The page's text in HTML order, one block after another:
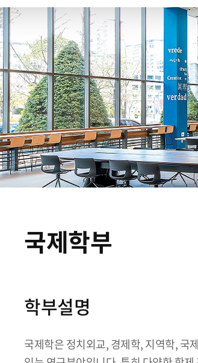
국제학부
학부설명
국제학은 정치외교, 경제학, 지역학, 국